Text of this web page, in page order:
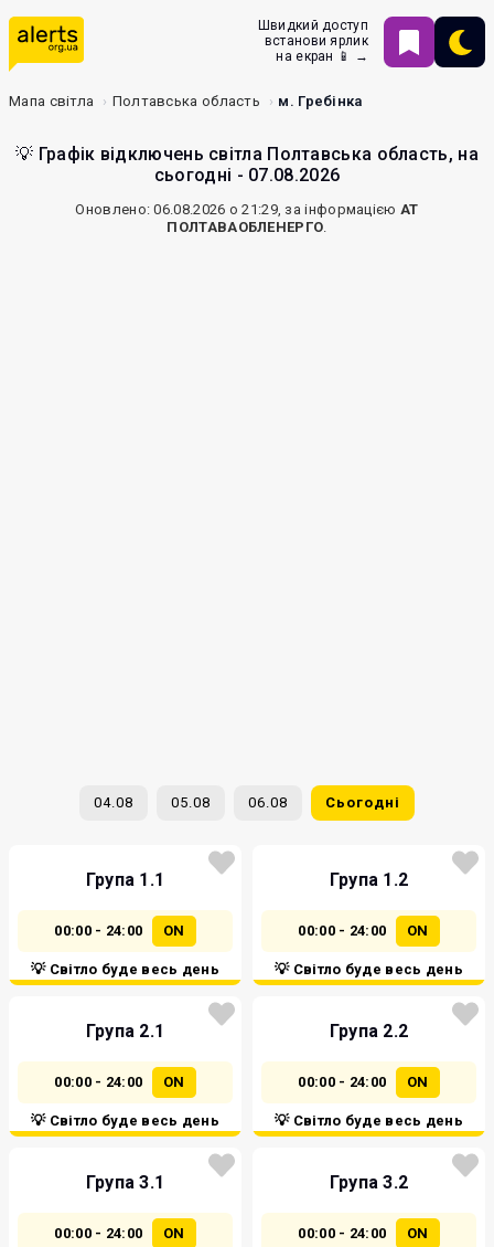
Швидкий доступ
встанови ярлик
на екран 📱 →
Мапа світла Полтавська область м. Гребінка
💡 Графік відключень світла Полтавська область, на
сьогодні - 07.08.2026
Оновлено: 06.08.2026 о 21:29, за інформацією АТ
ПОЛТАВАОБЛЕНЕРГО.
04.08 05.08 06.08 Сьогодні
Група 1.1
00:00 - 24:00 ON
💡 Світло буде весь день
Група 1.2
00:00 - 24:00 ON
💡 Світло буде весь день
Група 2.1
00:00 - 24:00 ON
💡 Світло буде весь день
Група 2.2
00:00 - 24:00 ON
💡 Світло буде весь день
Група 3.1
00:00 - 24:00 ON
Група 3.2
00:00 - 24:00 ON